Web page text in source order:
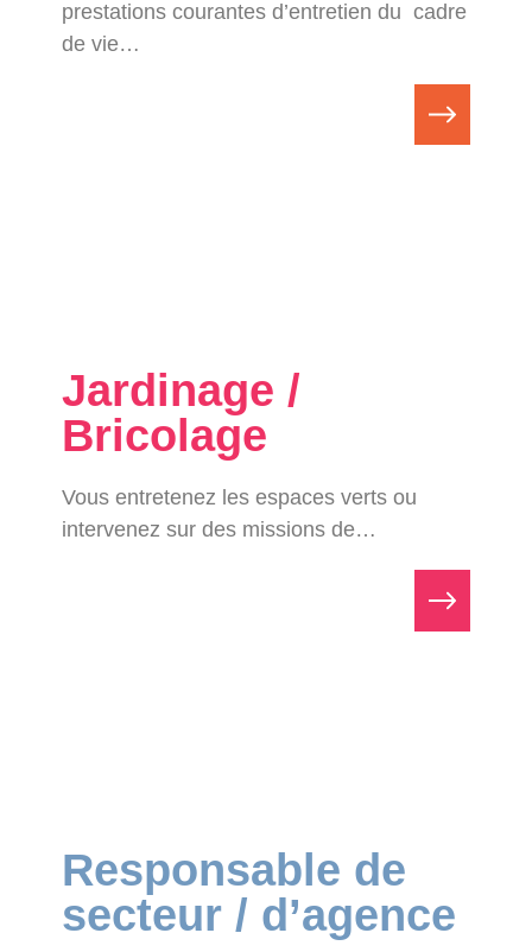
prestations courantes d’entretien du cadre
de vie…
Jardinage /
Bricolage
Vous entretenez les espaces verts ou
intervenez sur des missions de…
Responsable de
secteur / d’agence